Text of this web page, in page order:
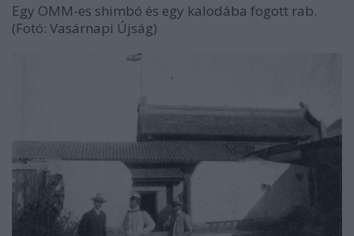
Egy OMM-es shimbó és egy kalodába fogott rab.
(Fotó: Vasárnapi Újság)